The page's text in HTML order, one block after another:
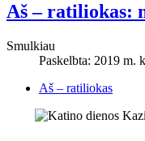
Aš – ratiliokas:
Smulkiau
Paskelbta: 2019 m.
Aš – ratiliokas